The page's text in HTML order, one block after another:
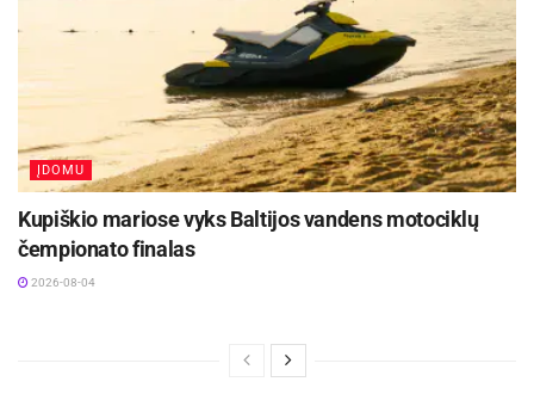
ĮDOMU
Kupiškio mariose vyks Baltijos vandens motociklų
čempionato finalas
2026-08-04